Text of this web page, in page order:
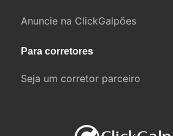
Anuncie na ClickGalpões
Para corretores
Seja um corretor parceiro